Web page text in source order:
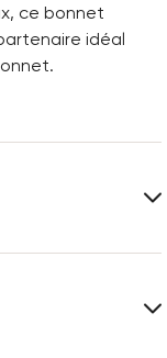
ce bonnet
idéal